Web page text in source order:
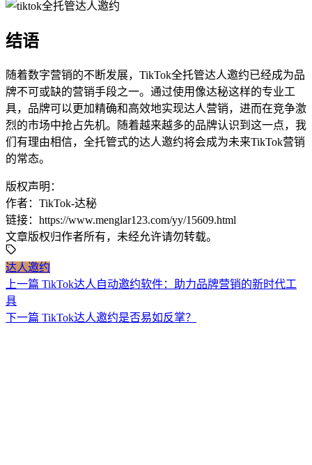
结语
随着数字营销的不断发展，TikTok全托管达人邀约已经成为品
牌不可或缺的营销手段之一。通过使用像达秘这样的专业工
具，品牌可以更加精确和高效地实现达人营销，进而在竞争激
烈的市场中抢占先机。随着越来越多的品牌认识到这一点，我
们有理由相信，全托管式的达人邀约将会成为未来TikTok营销
的常态。
版权声明：
作者：TikTok-达秘
链接：https://www.menglar123.com/yy/15609.html
文章版权归作者所有，未经允许请勿转载。
达人邀约
上一篇 TikTok达人自动邀约软件：助力品牌营销的新时代工
具
下一篇 TikTok达人邀约是否易如反掌？